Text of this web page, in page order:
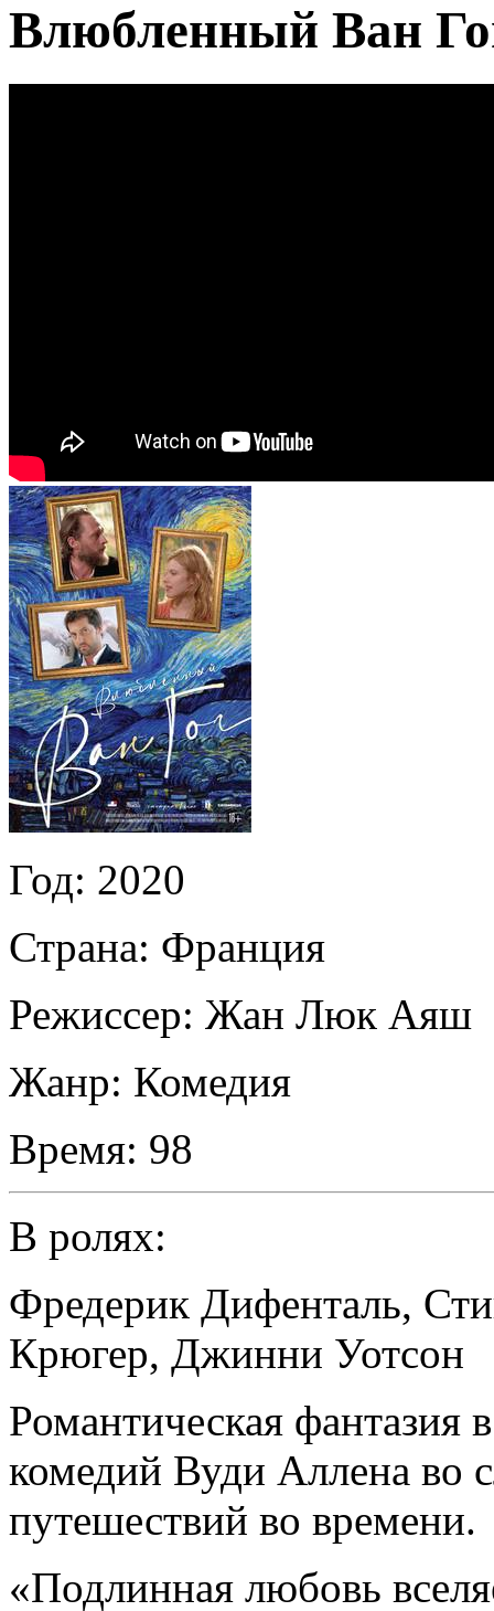
Влюбленный Ван
Год: 2020
Страна: Франция
Режиссер: Жан Люк Аяш
Жанр: Комедия
Время: 98
В ролях:
Фредерик Дифенталь,
Крюгер, Джинни Уотсон
Романтическая
комедий Вуди Аллена во
путешествий во времени.
«Подлинная любовь